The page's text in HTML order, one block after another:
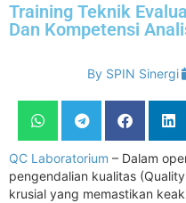
Training Teknik
Dan Kompetensi
By SPIN Sinergi
QC Laboratorium – Dalam
pengendalian kualitas
krusial yang memastikan